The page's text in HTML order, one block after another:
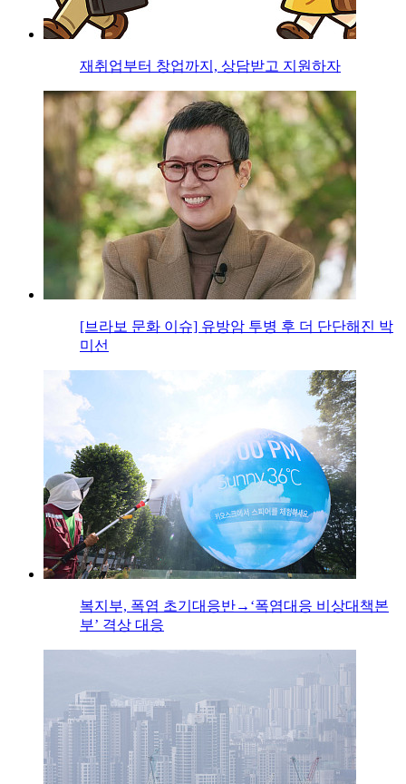
재취업부터 창업까지, 상담받고 지원하자
[브라보 문화 이슈] 유방암 투병 후 더 단단해진 박
미선
복지부, 폭염 초기대응반→‘폭염대응 비상대책본
부’ 격상 대응